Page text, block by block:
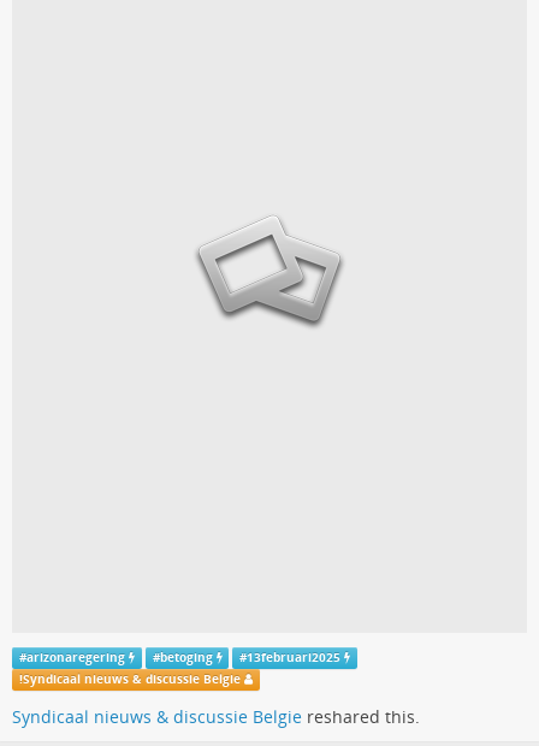
#arizonaregering #betoging #13februari2025
!Syndicaal nieuws & discussie Belgie
Syndicaal nieuws & discussie Belgie reshared this.